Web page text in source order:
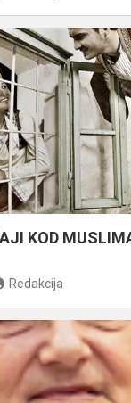
KOD
Redakcija